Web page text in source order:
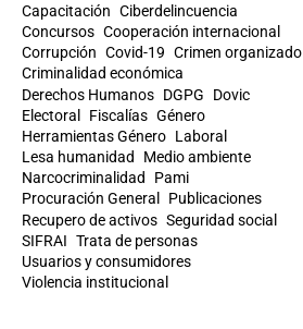
Capacitación Ciberdelincuencia
Concursos Cooperación internacional
Corrupción Covid-19 Crimen organizado
Criminalidad económica
Derechos Humanos DGPG
Dovic
Electoral
Fiscalías Género
Herramientas Género Laboral
Lesa humanidad
Medio ambiente
Narcocriminalidad
Pami
Procuración General
Publicaciones
Recupero de activos Seguridad social
SIFRAI Trata de personas
Usuarios y consumidores
Violencia institucional